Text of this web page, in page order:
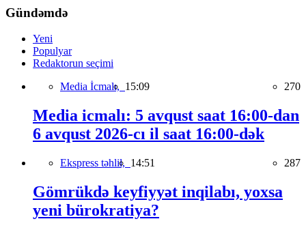
Gündəmdə
Yeni
Populyar
Redaktorun seçimi
Media İcmalı, 15:09 270
Media icmalı: 5 avqust saat 16:00-dan
6 avqust 2026-cı il saat 16:00-dək
Ekspress təhlil, 14:51 287
Gömrükdə keyfiyyət inqilabı, yoxsa
yeni bürokratiya?